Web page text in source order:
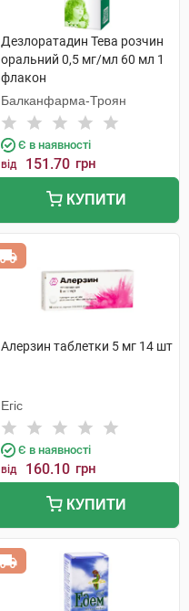
Дезлоратадин Тева розчин
оральний 0,5 мг/мл 60 мл 1
флакон
Балканфарма-Троян
Є в наявності
від 151.70 грн
КУПИТИ
Алерзин таблетки 5 мг 14 шт
Егіс
Є в наявності
від 160.10 грн
КУПИТИ